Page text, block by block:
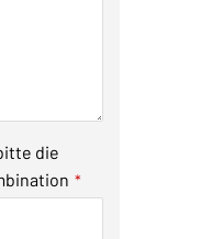
die
*